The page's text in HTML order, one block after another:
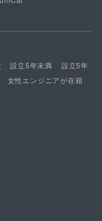
設立5年未満
設立5年
女性エンジニアが在籍